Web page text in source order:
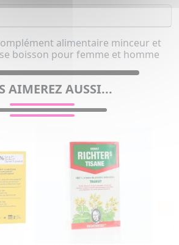
alimentaire minceur et
boisson pour femme et homme
AIMEREZ AUSSI...